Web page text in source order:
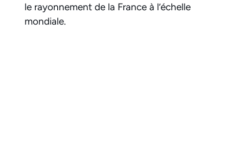
le rayonnement de la France à l’échelle
mondiale.